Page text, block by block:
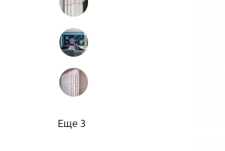
Еще 3